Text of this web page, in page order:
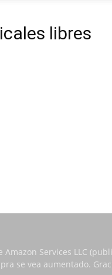
libres
Services LLC
se vea aumentado.